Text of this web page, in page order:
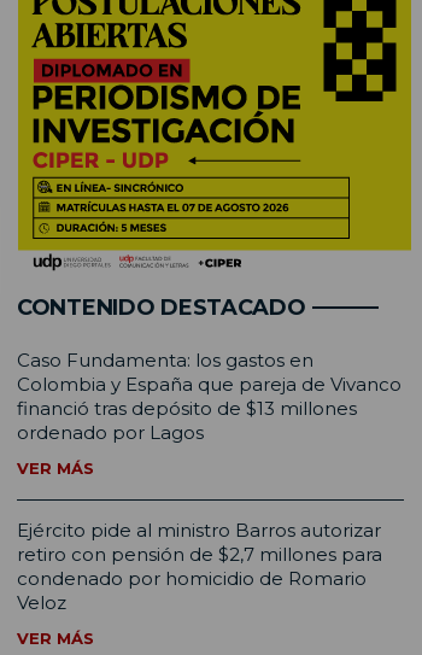
CONTENIDO DESTACADO
Caso Fundamenta: los gastos en
Colombia y España que pareja de Vivanco
financió tras depósito de $13 millones
ordenado por Lagos
VER MÁS
Ejército pide al ministro Barros autorizar
retiro con pensión de $2,7 millones para
condenado por homicidio de Romario
Veloz
VER MÁS